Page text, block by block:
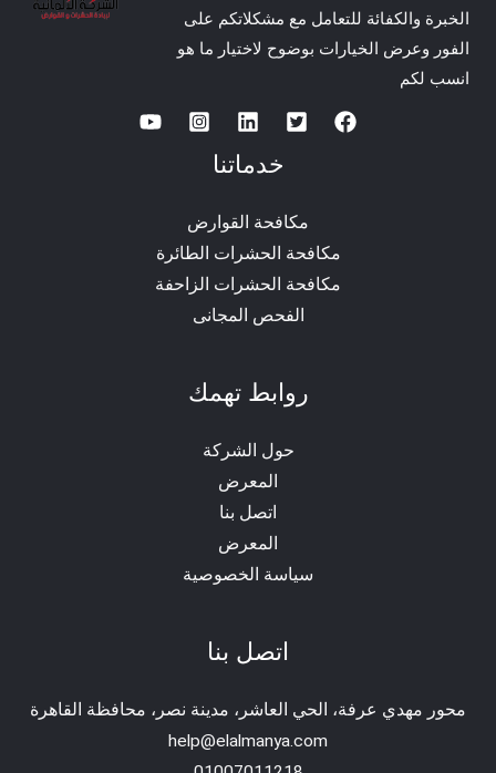
الخبرة والكفائة للتعامل مع مشكلاتكم على
الفور وعرض الخيارات بوضوح لاختيار ما هو
انسب لكم
خدماتنا
مكافحة القوارض
مكافحة الحشرات الطائرة
مكافحة الحشرات الزاحفة
الفحص المجانى
روابط تهمك
حول الشركة
المعرض
اتصل بنا
المعرض
سياسة الخصوصية
اتصل بنا
محور مهدي عرفة، الحي العاشر، مدينة نصر، محافظة القاهرة‬
help@elalmanya.com